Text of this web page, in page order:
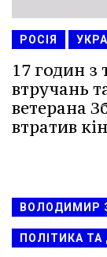
РОСІЯ
17 годин з
втручань
ветерана
втратив
ВОЛОДИМИР
ПОЛІТИКА